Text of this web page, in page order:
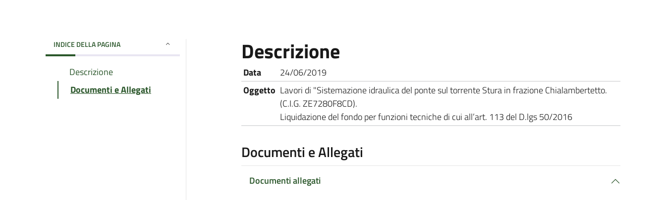
INDICE DELLA PAGINA
Descrizione
Documenti e Allegati
Descrizione
Data
24/06/2019
Oggetto Lavori di "Sistemazione idraulica del ponte sul torrente Stura in frazione Chialambertetto.
(C.I.G. ZE7280F8CD).
Liquidazione del fondo per funzioni tecniche di cui all’art. 113 del D.lgs 50/2016
Documenti e Allegati
Documenti allegati